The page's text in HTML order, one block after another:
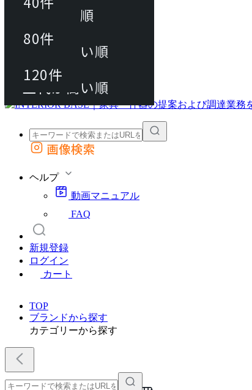
動画マニュアル
FAQ
カート
外部サイトの商品をカートに追加
画像検索
ヘルプ
動画マニュアル
FAQ
新規登録
ログイン
カート
TOP
ブランドから探す
カテゴリーから探す
80件
120件
おすすめ順
上代が安い順
上代が高い順
80件
120件